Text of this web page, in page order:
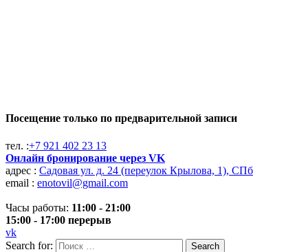
Посещение только по предварительной записи
тел. :+7 921 402 23 13
Онлайн бронирование через VK
адрес : Садовая ул. д. 24 (переулок Крылова, 1), СПб
email : enotovil@gmail.com
Часы работы: 11:00 - 21:00
15:00 - 17:00 перерыв
vk
Search for:
Search